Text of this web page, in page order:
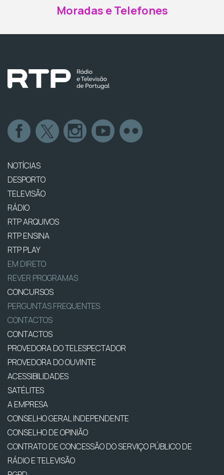
Moradas e Telefones
NOTÍCIAS
DESPORTO
TELEVISÃO
RÁDIO
RTP ARQUIVOS
RTP ENSINA
RTP PLAY
EM DIRETO
REVER PROGRAMAS
CONCURSOS
PERGUNTAS FREQUENTES
CONTACTOS
CONTACTOS
PROVEDORA DO TELESPECTADOR
PROVEDORA DO OUVINTE
ACESSIBILIDADES
SATÉLITES
A EMPRESA
CONSELHO GERAL INDEPENDENTE
CONSELHO DE OPINIÃO
CONTRATO DE CONCESSÃO DO SERVIÇO PÚBLICO DE
RÁDIO E TELEVISÃO